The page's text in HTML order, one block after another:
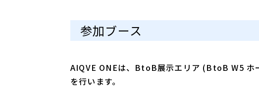
参加ブース
AIQVE ONEは、BtoB展示エリア (BtoB W5 ホ
を行います。